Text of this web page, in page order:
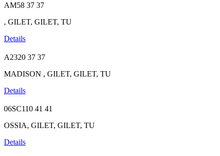
AM58 37 37
, GILET, GILET, TU
Details
A2320 37 37
MADISON , GILET, GILET, TU
Details
06SC110 41 41
OSSIA, GILET, GILET, TU
Details